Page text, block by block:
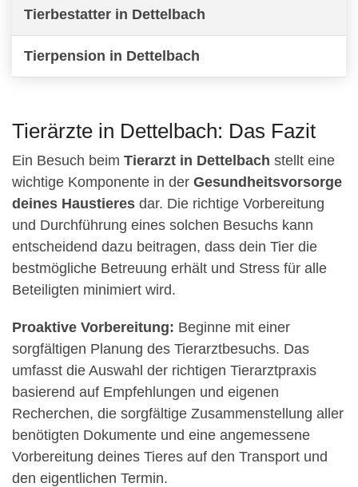
Tierbestatter in Dettelbach
Tierpension in Dettelbach
Tierärzte in Dettelbach: Das Fazit
Ein Besuch beim Tierarzt in Dettelbach stellt eine
wichtige Komponente in der Gesundheitsvorsorge
deines Haustieres dar. Die richtige Vorbereitung
und Durchführung eines solchen Besuchs kann
entscheidend dazu beitragen, dass dein Tier die
bestmögliche Betreuung erhält und Stress für alle
Beteiligten minimiert wird.
Proaktive Vorbereitung: Beginne mit einer
sorgfältigen Planung des Tierarztbesuchs. Das
umfasst die Auswahl der richtigen Tierarztpraxis
basierend auf Empfehlungen und eigenen
Recherchen, die sorgfältige Zusammenstellung aller
benötigten Dokumente und eine angemessene
Vorbereitung deines Tieres auf den Transport und
den eigentlichen Termin.